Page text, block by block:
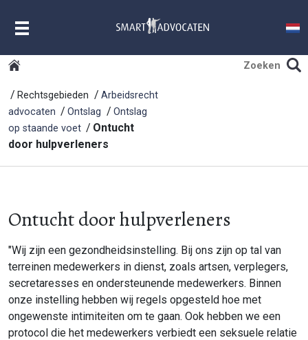
Rechtsgebieden
Arbeidsrecht
advocaten
Ontslag
Ontslag
op staande voet
Ontucht
door hulpverleners
Ontucht door hulpverleners
"Wij zijn een gezondheidsinstelling. Bij ons zijn op tal van
terreinen medewerkers in dienst, zoals artsen, verplegers,
secretaresses en ondersteunende medewerkers. Binnen
onze instelling hebben wij regels opgesteld hoe met
ongewenste intimiteiten om te gaan. Ook hebben we een
protocol die het medewerkers verbiedt een seksuele relatie